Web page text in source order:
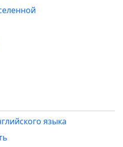
языка